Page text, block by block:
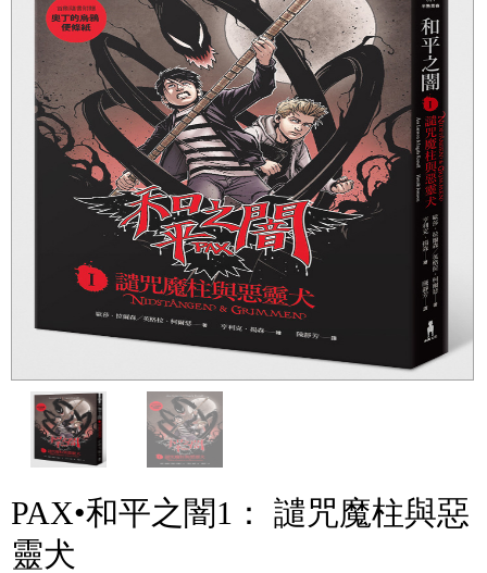
PAX•和平之闇1： 譴咒魔柱與惡
靈犬